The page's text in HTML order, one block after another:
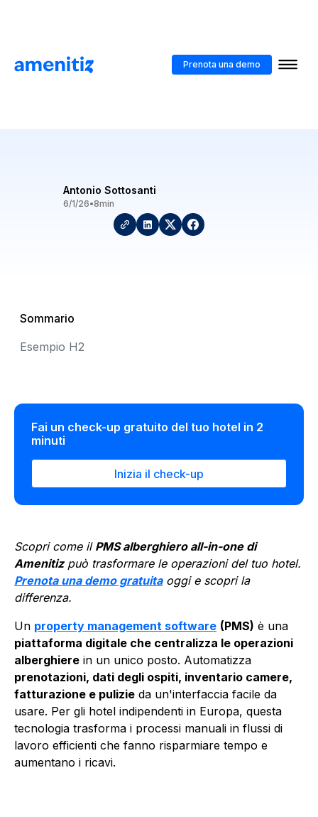
Prenota una demo
Cos'è un PMS alberghiero?
Antonio Sottosanti
6/1/26•8min
Sommario
Esempio H2
Fai un check-up gratuito del tuo hotel in 2
minuti
Inizia il check-up
Scopri come il PMS alberghiero all-in-one di
Amenitizpuò trasformare le operazioni del tuo hotel.
Prenota una demo gratuitaoggi e scopri la
differenza.
Un property management software (PMS) è una
piattaforma digitale che centralizza le operazioni
alberghiere in un unico posto. Automatizza
prenotazioni, dati degli ospiti, inventario camere,
fatturazione e pulizie da un'interfaccia facile da
usare. Per gli hotel indipendenti in Europa, questa
tecnologia trasforma i processi manuali in flussi di
lavoro efficienti che fanno risparmiare tempo e
aumentano i ricavi.